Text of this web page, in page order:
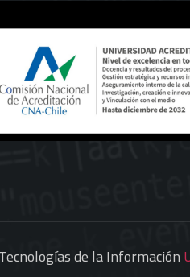
de la Información